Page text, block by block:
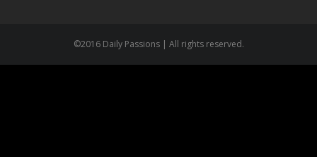
©2016 Daily Passions | All rights reserved.